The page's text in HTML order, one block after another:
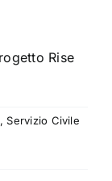
Rise
,Servizio Civile